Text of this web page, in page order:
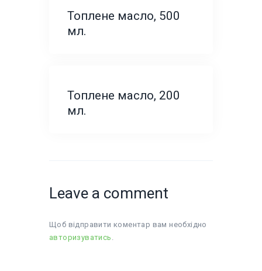
Топлене масло, 500
мл.
Топлене масло, 200
мл.
Leave a comment
Щоб відправити коментар вам необхідно
авторизуватись .